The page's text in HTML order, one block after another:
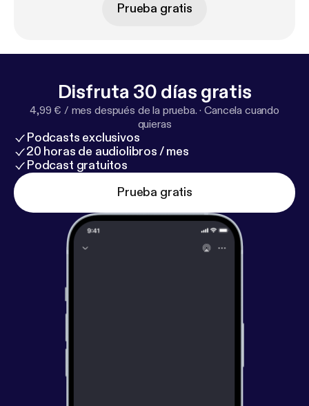
Prueba gratis
Disfruta 30 días gratis
4,99 € / mes después de la prueba. ·Cancela cuando
quieras
Podcasts exclusivos
20 horas de audiolibros / mes
Podcast gratuitos
Prueba gratis